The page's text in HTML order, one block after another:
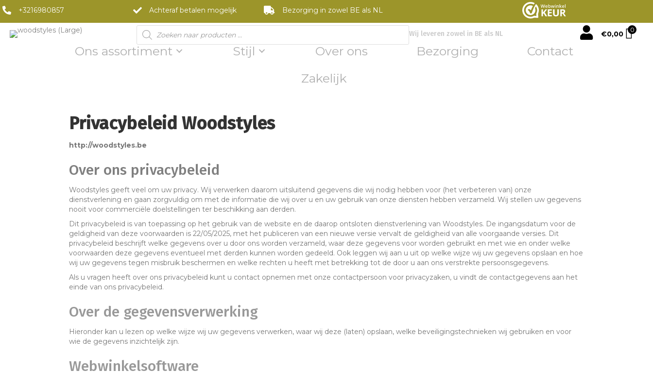
+3216980857 Achteraf betalen mogelijk Bezorging in zowel BE als NL
Products
search Wij leveren zowel in BE als NL mijn account
€0,00 0
Ons assortiment Stijl Over ons Bezorging
Contact
Zakelijk
Privacybeleid Woodstyles
http://woodstyles.be
Over ons privacybeleid
Woodstyles geeft veel om uw privacy. Wij verwerken daarom uitsluitend gegevens die wij nodig hebben voor (het verbeteren van) onze
dienstverlening en gaan zorgvuldig om met de informatie die wij over u en uw gebruik van onze diensten hebben verzameld. Wij stellen uw gegevens
nooit voor commerciële doelstellingen ter beschikking aan derden.
Dit privacybeleid is van toepassing op het gebruik van de website en de daarop ontsloten dienstverlening van Woodstyles. De ingangsdatum voor de
geldigheid van deze voorwaarden is 22/05/2025, met het publiceren van een nieuwe versie vervalt de geldigheid van alle voorgaande versies. Dit
privacybeleid beschrijft welke gegevens over u door ons worden verzameld, waar deze gegevens voor worden gebruikt en met wie en onder welke
voorwaarden deze gegevens eventueel met derden kunnen worden gedeeld. Ook leggen wij aan u uit op welke wijze wij uw gegevens opslaan en hoe
wij uw gegevens tegen misbruik beschermen en welke rechten u heeft met betrekking tot de door u aan ons verstrekte persoonsgegevens.
Als u vragen heeft over ons privacybeleid kunt u contact opnemen met onze contactpersoon voor privacyzaken, u vindt de contactgegevens aan het
einde van ons privacybeleid.
Over de gegevensverwerking
Hieronder kan u lezen op welke wijze wij uw gegevens verwerken, waar wij deze (laten) opslaan, welke beveiligingstechnieken wij gebruiken en voor
wie de gegevens inzichtelijk zijn.
Webwinkelsoftware